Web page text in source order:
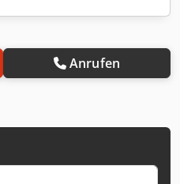
Anrufen